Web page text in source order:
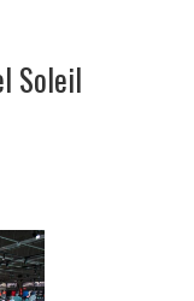
Soleil